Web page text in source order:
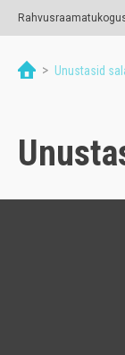
> Unustasid